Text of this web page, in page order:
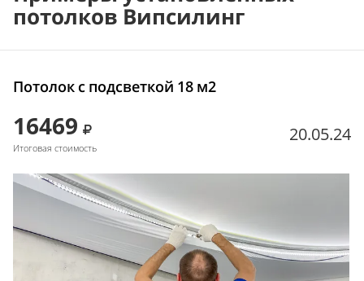
потолков Випсилинг
Потолок с подсветкой 18 м2
16469
Итоговая стоимость
20.05.24